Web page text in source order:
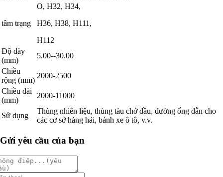
tâm trạng
O, H32, H34,
H36, H38, H111,
H112
Độ dày
(mm)
5.00--30.00
Chiều
rộng (mm)
2000-2500
Chiều dài
(mm)
2000-11000
Sử dụng
Thùng nhiên liệu, thùng tàu chở dầu, đường ống dẫn cho
các cơ sở hàng hải, bánh xe ô tô, v.v.
Gửi yêu cầu của bạn